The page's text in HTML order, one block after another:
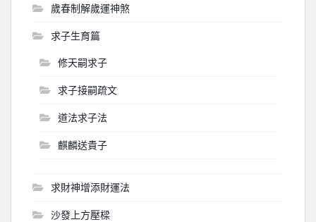
歲春制解歲運神煞
求子生育篇
修天嗣求子
求子接嗣疏文
道法求子法
麒麟送貴子
求財神增添財運法
沙發上方壓樑